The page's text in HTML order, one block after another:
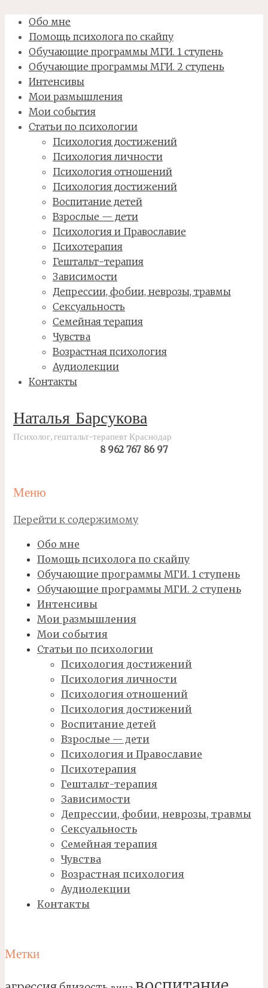
Обо мне
Помощь психолога по скайпу
Обучающие программы МГИ. 1 ступень
Обучающие программы МГИ. 2 ступень
Интенсивы
Мои размышления
Мои события
Статьи по психологии
Психология достижений
Психология личности
Психология отношений
Психология достижений
Воспитание детей
Взрослые — дети
Психология и Православие
Психотерапия
Гештальт-терапия
Зависимости
Депрессии, фобии, неврозы, травмы
Сексуальность
Семейная терапия
Чувства
Возрастная психология
Аудиолекции
Контакты
Наталья Барсукова
Психолог, гештальт-терапевт Краснодар
8 962 767 86 97
Меню
Перейти к содержимому
Обо мне
Помощь психолога по скайпу
Обучающие программы МГИ. 1 ступень
Обучающие программы МГИ. 2 ступень
Интенсивы
Мои размышления
Мои события
Статьи по психологии
Психология достижений
Психология личности
Психология отношений
Психология достижений
Воспитание детей
Взрослые — дети
Психология и Православие
Психотерапия
Гештальт-терапия
Зависимости
Депрессии, фобии, неврозы, травмы
Сексуальность
Семейная терапия
Чувства
Возрастная психология
Аудиолекции
Контакты
Метки